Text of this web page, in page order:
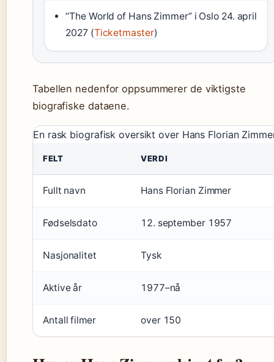
“The World of Hans Zimmer” i Oslo 24. april
2027 (Ticketmaster)
Tabellen nedenfor oppsummerer de viktigste
biografiske dataene.
En rask biografisk oversikt over Hans Florian
FELT VERDI
Fullt navn Hans Florian Zimmer
Fødselsdato 12. september 1957
Nasjonalitet Tysk
Aktive år 1977–nå
Antall filmer over 150